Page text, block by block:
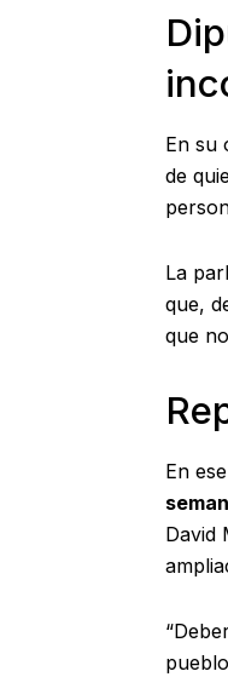
En su
de
La
que,
que
En
David